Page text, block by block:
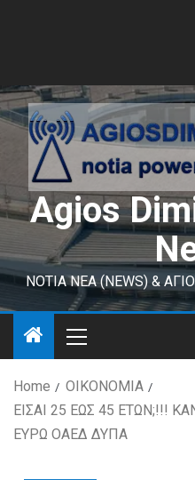
Agios
ΝΟΤΙΑ ΝΕΑ (NEWS) &
Home
ΟΙΚΟΝΟΜΙΑ
ΕΙΣΑΙ 25 ΕΩΣ 45 ΕΤΩΝ;!!!
ΕΥΡΩ ΟΑΕΔ ΔΥΠΑ